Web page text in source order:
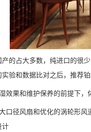
产的占大多数，纯进口的很
验和数据比对之后，推荐
果和维护保养的前提下，
径风扇和优化的涡轮形风
计